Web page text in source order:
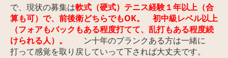
で、現状の募集は軟式（硬式）テニス経験１年以上（合
算も可）で、前後衛どちらでもOK。 初中級レベル以上
（フォアもバックもある程度打てて、乱打もある程度続
けられる人）。
ン十年のブランクある方は一緒に
打って感覚を取り戻していって下されば大丈夫です。